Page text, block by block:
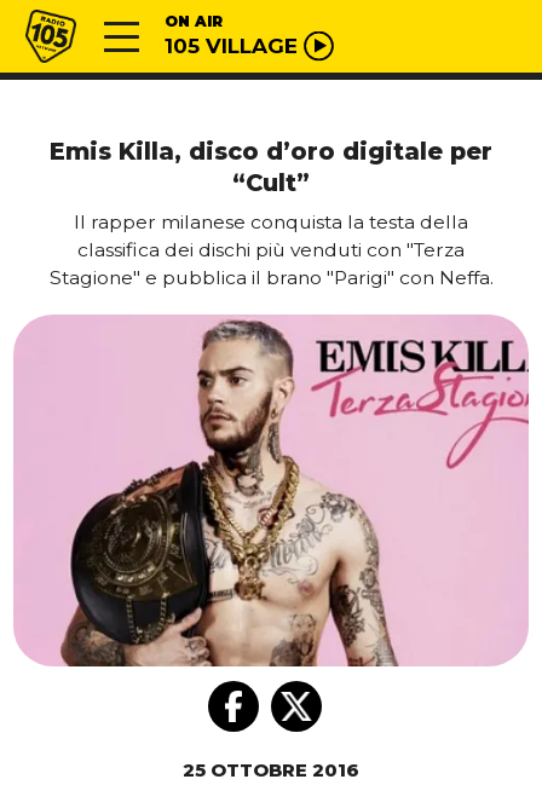
Vai al contenuto
Radio 105 ON AIR
105 VILLAGE
Emis Killa, disco d’oro digitale per
“Cult”
Il rapper milanese conquista la testa della
classifica dei dischi più venduti con "Terza
Stagione" e pubblica il brano "Parigi" con Neffa.
25 OTTOBRE 2016